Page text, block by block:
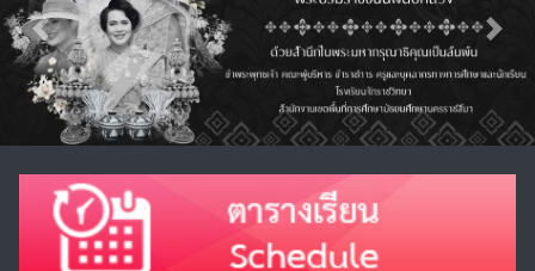
Previous Next